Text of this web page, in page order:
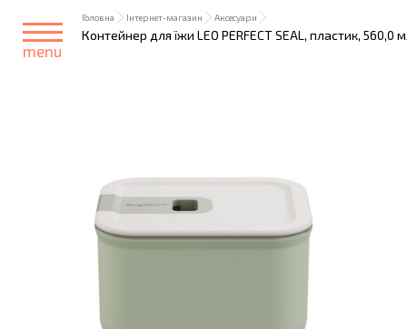
menu
Головна Інтернет-магазин Аксесуари
Контейнер для їжи LEO PERFECT SEAL, пластик, 560,0